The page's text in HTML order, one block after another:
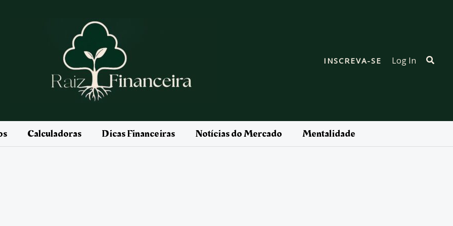
INSCREVA-SE Log In
Calculadoras Dicas Financeiras Notícias do Mercado Mentalidade